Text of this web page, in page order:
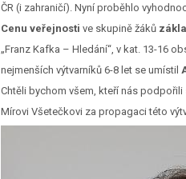
ČR (i zahraničí). Nyní proběhlo
Cenu veřejnosti ve skupině žáků
„Franz Kafka – Hledání“, v kat. 13-16
nejmenších výtvarníků 6-8 let se umístil
Chtěli bychom všem, kteří nás
Mírovi Všetečkovi za propagaci této